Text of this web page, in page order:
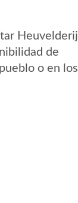
Heuvelderij
de
o en los